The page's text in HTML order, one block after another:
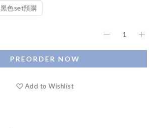
黑色set預購
PREORDER NOW
Add to Wishlist